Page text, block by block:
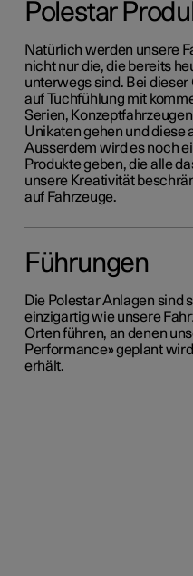
Polestar
Natürlich werden unsere
nicht nur die, die bereits
unterwegs sind. Bei
auf Tuchfühlung mit
Serien,
Unikaten gehen und diese
Ausserdem wird es noch
Produkte geben, die alle
unsere Kreativität
auf Fahrzeuge.
Führungen
Die Polestar Anlagen sind
einzigartig wie unsere
Orten führen, an denen
Performance» geplant
erhält.